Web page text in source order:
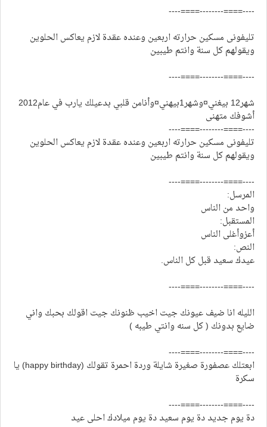
----====--------====----
تليفونى مسكين حرارته اربعين وعنده عقدة لازم يعاكس الحلوين
ويقولهم كل سنة وانتم طيبين
----====--------====----
شهر12 بيغني¤وشهر1بيهني¤وأنامن قلبي بدعيلك يارب في عام2012
أشوفك متهنى
----====--------====----
تليفونى مسكين حرارته اربعين وعنده عقدة لازم يعاكس الحلوين
ويقولهم كل سنة وانتم طيبين
----====--------====----
المرسل:
واحد من الناس
المستقبل:
أعزوأغلى الناس
النص:
عيدك سعيد قبل كل الناس.
----====--------====----
الليله انا ضيف عيونك جيت اخيب ظنونك جيت اقولك بحبك واني
ضايع بدونك ( كل سنه وانتي طيبه )
----====--------====----
ابعتلك عصفورة صغيرة شايلة وردة احمرة تقولك (happy birthday) يا
سكرة
----====--------====----
دة يوم جديد دة يوم سعيد دة يوم ميلادك احلى عيد